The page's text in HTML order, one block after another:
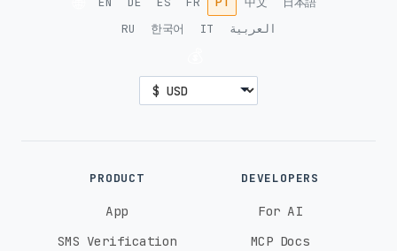
RU
한국어 IT العربية
PRODUCT
App
SMS Verification
DEVELOPERS
For AI
MCP Docs